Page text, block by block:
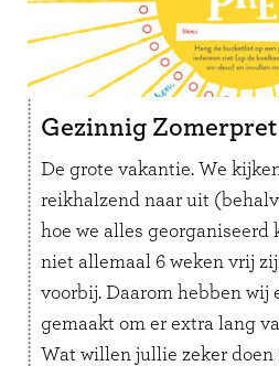
Gezinnig Zomerpret
De grote vakantie. We
reikhalzend naar uit
hoe we alles georganiseerd
niet allemaal 6 weken vrij
voorbij. Daarom hebben wij
gemaakt om er extra lang
Wat willen jullie zeker doen